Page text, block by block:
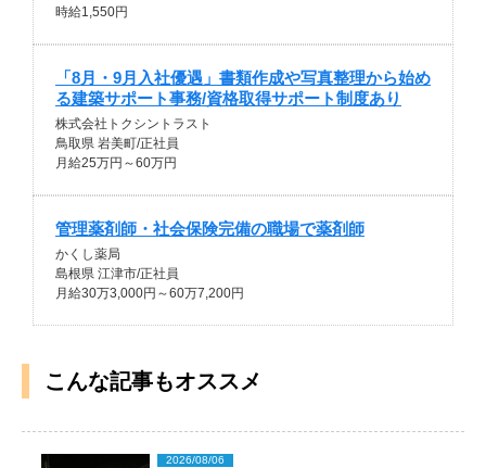
時給1,550円
「8月・9月入社優遇」書類作成や写真整理から始め
る建築サポート事務/資格取得サポート制度あり
株式会社トクシントラスト
鳥取県 岩美町/正社員
月給25万円～60万円
管理薬剤師・社会保険完備の職場で薬剤師
かくし薬局
島根県 江津市/正社員
月給30万3,000円～60万7,200円
こんな記事もオススメ
2026/08/06